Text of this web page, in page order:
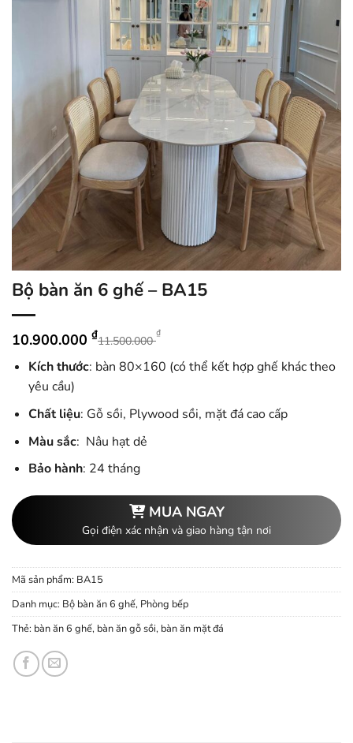
Bộ bàn ăn 6 ghế – BA15
11.500.000
₫
Giá
gốc
là:
11.500.000 ₫.
10.900.000 ₫
Giá
hiện
tại
là:
10.900.000 ₫.
Kích thước: bàn 80×160 (có thể kết hợp ghế khác theo
yêu cầu)
Chất liệu: Gỗ sồi, Plywood sồi, mặt đá cao cấp
Màu sắc: Nâu hạt dẻ
Bảo hành: 24 tháng
MUA NGAY
Gọi điện xác nhận và giao hàng tận nơi
Mã sản phẩm: BA15
Danh mục: Bộ bàn ăn 6 ghế, Phòng bếp
Thẻ: bàn ăn 6 ghế, bàn ăn gỗ sồi, bàn ăn mặt đá